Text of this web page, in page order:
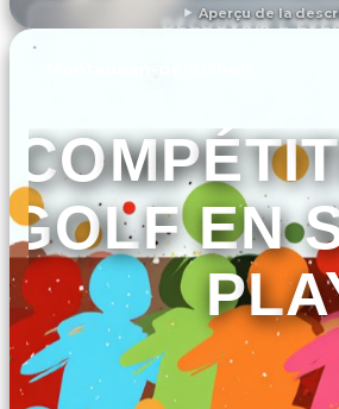
Aperçu de la
DÉCOUVRIR
GOLF EN